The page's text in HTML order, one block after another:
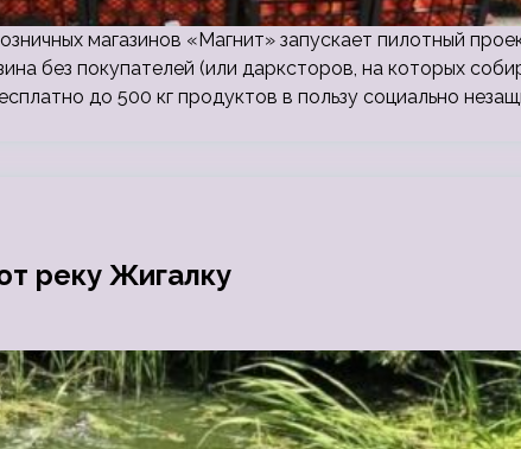
магазинов «Магнит» запускает пилотный
без покупателей (или дарксторов, на которых
до 500 кг продуктов в пользу социально
реку Жигалку